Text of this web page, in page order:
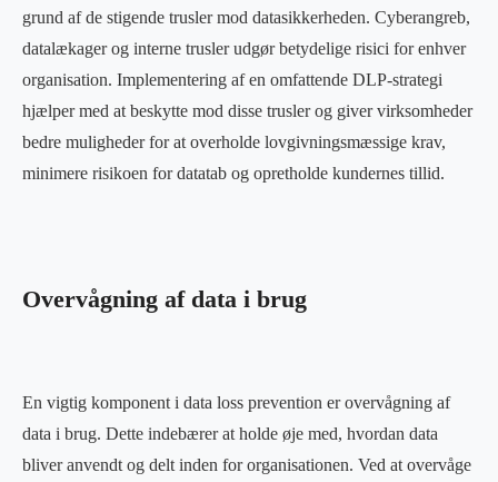
grund af de stigende trusler mod datasikkerheden. Cyberangreb,
datalækager og interne trusler udgør betydelige risici for enhver
organisation. Implementering af en omfattende DLP-strategi
hjælper med at beskytte mod disse trusler og giver virksomheder
bedre muligheder for at overholde lovgivningsmæssige krav,
minimere risikoen for datatab og opretholde kundernes tillid.
Overvågning af data i brug
En vigtig komponent i data loss prevention er overvågning af
data i brug. Dette indebærer at holde øje med, hvordan data
bliver anvendt og delt inden for organisationen. Ved at overvåge